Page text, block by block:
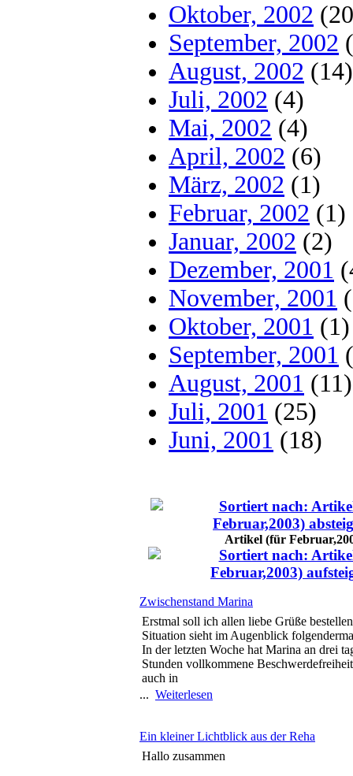
Oktober, 2002
September, 2002
August, 2002 (14)
Juli, 2002 (4)
Mai, 2002 (4)
April, 2002 (6)
März, 2002 (1)
Februar, 2002 (1)
Januar, 2002 (2)
Dezember, 2001
November, 2001
Oktober, 2001 (1)
September, 2001
August, 2001 (11)
Juli, 2001 (25)
Juni, 2001 (18)
Artikel (für
Zwischenstand Marina
Erstmal soll ich allen liebe Grüße
Situation sieht im Augenblick
In der letzten Woche hat Marina an drei
Stunden vollkommene
auch in
... Weiterlesen
Ein kleiner Lichtblick aus der Reha
Hallo zusammen